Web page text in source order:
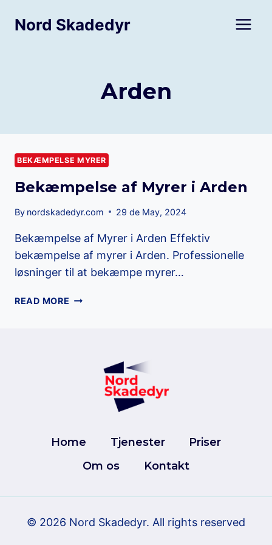
Nord Skadedyr
Arden
BEKÆMPELSE MYRER
Bekæmpelse af Myrer i Arden
By nordskadedyr.com 29 de May, 2024
Bekæmpelse af Myrer i Arden Effektiv
bekæmpelse af myrer i Arden. Professionelle
løsninger til at bekæmpe myrer…
READ MORE BEKÆMPELSE
Home Tjenester
Priser
Om os
Kontakt
© 2026 Nord Skadedyr. All rights reserved